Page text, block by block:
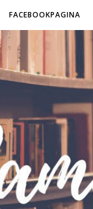
FACEBOOKPAGINA